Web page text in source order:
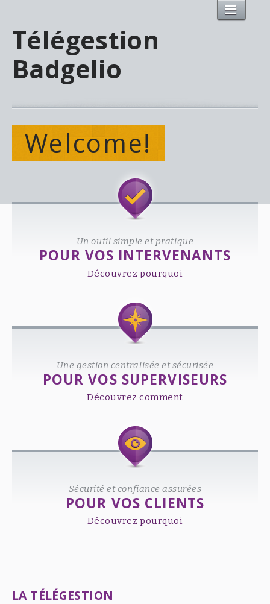
Télégestion
Badgelio
Welcome!
Un outil simple et pratique
POUR VOS INTERVENANTS
Découvrez pourquoi
Une gestion centralisée et sécurisée
POUR VOS SUPERVISEURS
Découvrez comment
Sécurité et confiance assurées
POUR VOS CLIENTS
Découvrez pourquoi
LA TÉLÉGESTION